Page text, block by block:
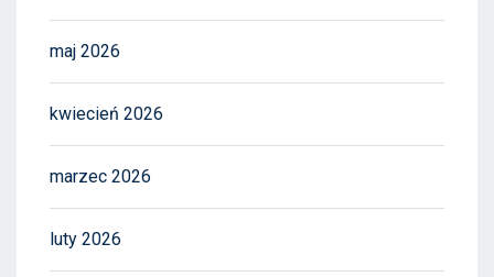
maj 2026
kwiecień 2026
marzec 2026
luty 2026